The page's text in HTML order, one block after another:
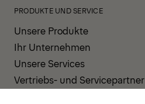
PRODUKTE UND SERVICE
Unsere Produkte
Ihr Unternehmen
Unsere Services
Vertriebs- und Servicepartner